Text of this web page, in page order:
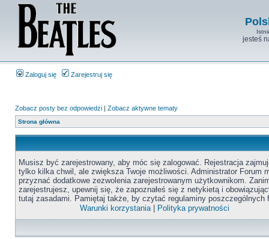
jesteś
Zaloguj się Zarejestruj się
Zobacz posty bez odpowiedzi | Zobacz aktywne tematy
Strona główna
Musisz być zarejestrowany, aby móc się zalogować. Rejestracja
tylko kilka chwil, ale zwiększa Twoje możliwości. Administrator Forum
przyznać dodatkowe zezwolenia zarejestrowanym użytkownikom.
zarejestrujesz, upewnij się, że zapoznałeś się z netykietą i
tutaj zasadami. Pamiętaj także, by czytać regulaminy poszczególnych
Warunki korzystania| Polityka prywatności